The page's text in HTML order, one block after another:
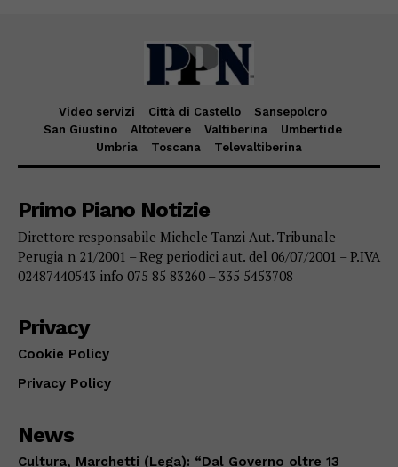
Video servizi Città di Castello
Sansepolcro
San Giustino
Altotevere Valtiberina
Umbertide
Umbria
Toscana Televaltiberina
Primo Piano Notizie
Direttore responsabile Michele Tanzi Aut. Tribunale
Perugia n 21/2001 – Reg periodici aut. del 06/07/2001 – P.IVA
02487440543 info 075 85 83260 – 335 5453708
Privacy
Cookie Policy
Privacy Policy
News
Cultura, Marchetti (Lega): “Dal Governo oltre 13